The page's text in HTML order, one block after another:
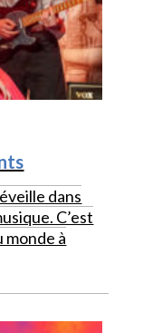
dans
C’est
monde à